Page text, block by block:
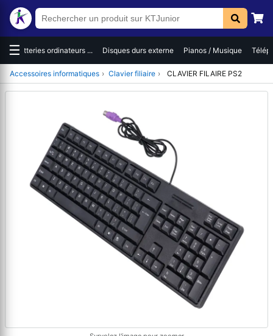
☰Batteries ordinateurs ... Disques durs externe Pianos / Musique
Accessoires informatiques › Clavier filiaire › CLAVIER FILAIRE PS2